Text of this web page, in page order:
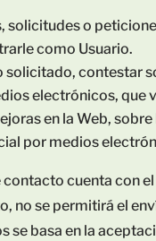
solicitudes o
como Usuario.
solicitado, contestar
electrónicos, que
en la Web,
por medios
cuenta con
no se permitirá el
se basa en la